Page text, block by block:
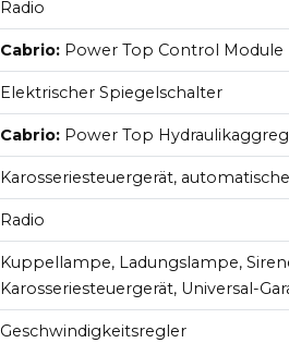
Radio
Cabrio: Power Top Control Module
Elektrischer Spiegelschalter
Cabrio: Power Top
Karosseriesteuergerät,
Radio
Kuppellampe, Ladungslampe,
Karosseriesteuergerät, Universal-
Geschwindigkeitsregler